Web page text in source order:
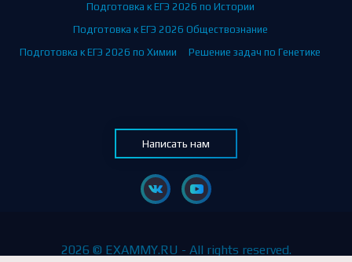
Подготовка к ЕГЭ 2026 по Истории
Подготовка к ЕГЭ 2026 Обществознание
Подготовка к ЕГЭ 2026 по Химии
Решение задач по Генетике
Написать нам
2026 © EXAMMY.RU - All rights reserved.